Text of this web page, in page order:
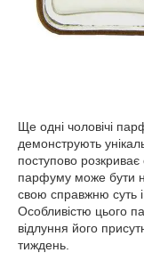
Ще одні чоловічі
демонструють
поступово розкриває
парфуму може бути
свою справжню суть
Особливістю цього
відлуння його
тиждень.